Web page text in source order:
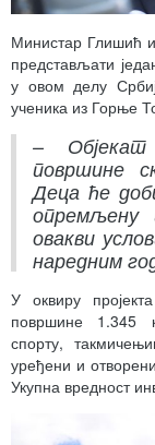
Министар Глишић
представљати
у овом делу
ученика из Горње
–
површине
Деца ће
опремљену
овакви
наредним
У оквиру
површине 1.345
спорту,
уређени и
Укупна вредност